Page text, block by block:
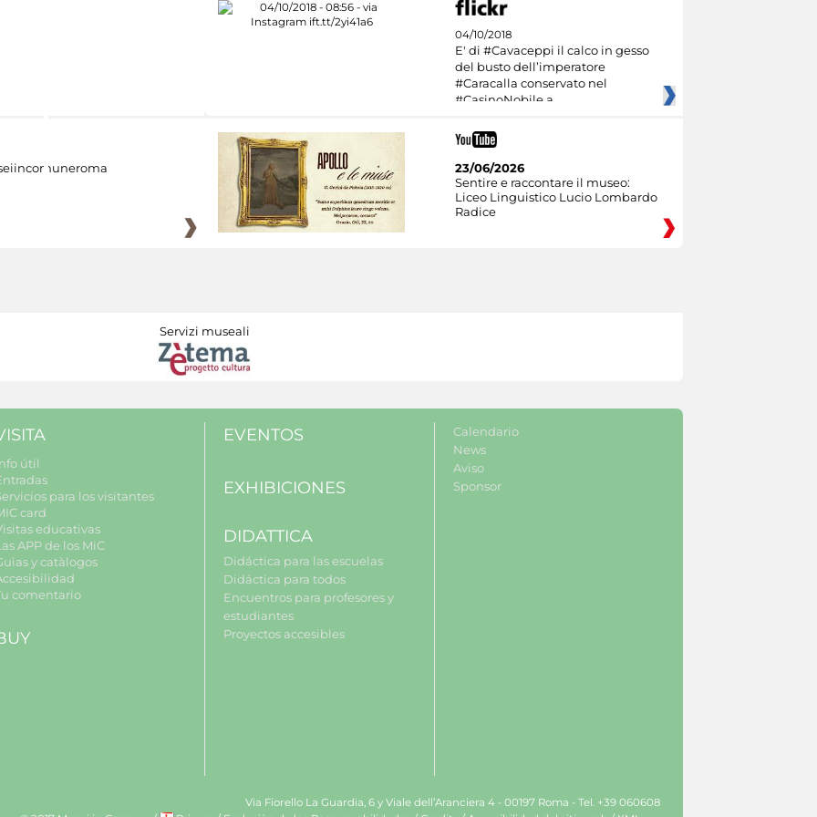
04/10/2018
E' di #Cavaceppi il calco in gesso
del busto dell’imperatore
#Caracalla conservato nel
#CasinoNobile a
23/06/2026
Sentire e raccontare il museo:
Liceo Linguistico Lucio Lombardo
Radice
Servizi museali
útil
para los visitantes
card
educativas
APP de los MiC
y catàlogos
comentario
EVENTOS
EXHIBICIONES
DIDATTICA
Didáctica para las escuelas
Didáctica para todos
Encuentros para profesores y
estudiantes
Proyectos accesibles
Calendario
News
Aviso
Sponsor
Via Fiorello La Guardia, 6 y Viale dell’Aranciera 4 - 00197 Roma - Tel. +39 060608